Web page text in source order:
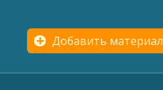
Добавить материал